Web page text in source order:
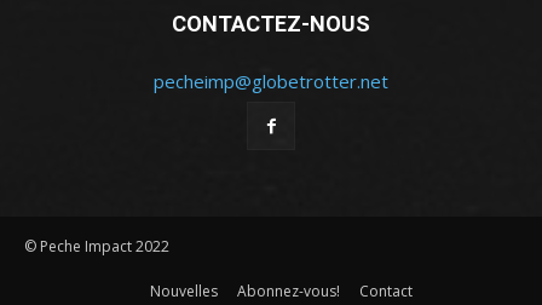
CONTACTEZ-NOUS
pecheimp@globetrotter.net
© Peche Impact 2022
Nouvelles Abonnez-vous! Contact